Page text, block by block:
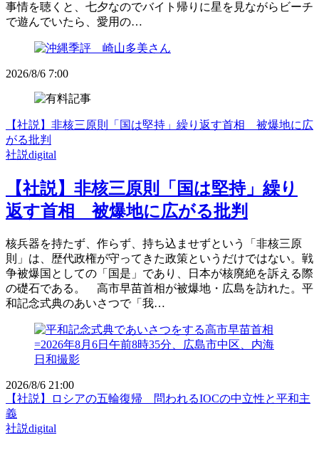
事情を聴くと、七夕なのでバイト帰りに星を見ながらビーチ
で遊んでいたら、愛用の…
2026/8/6 7:00
【社説】非核三原則「国は堅持」繰り返す首相 被爆地に広
がる批判
社説digital
【社説】非核三原則「国は堅持」繰り
返す首相 被爆地に広がる批判
核兵器を持たず、作らず、持ち込ませずという「非核三原
則」は、歴代政権が守ってきた政策というだけではない。戦
争被爆国としての「国是」であり、日本が核廃絶を訴える際
の礎石である。 高市早苗首相が被爆地・広島を訪れた。平
和記念式典のあいさつで「我…
2026/8/6 21:00
【社説】ロシアの五輪復帰 問われるIOCの中立性と平和主
義
社説digital